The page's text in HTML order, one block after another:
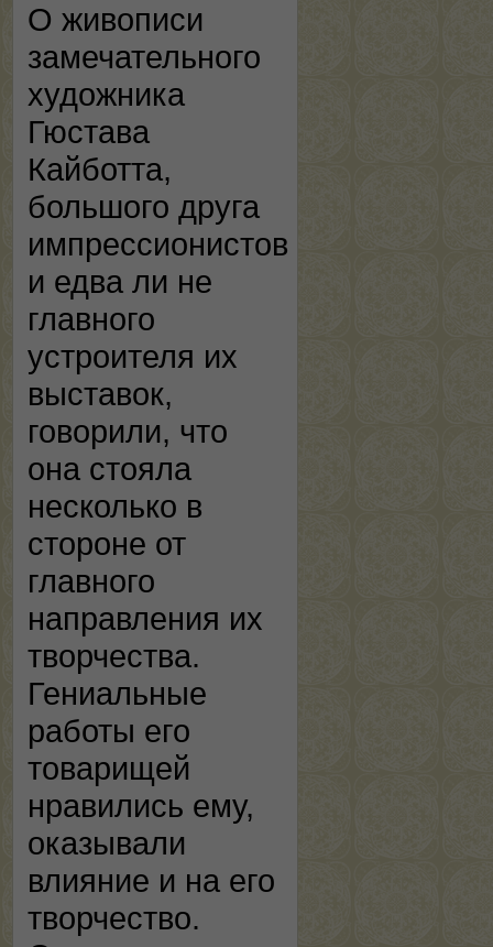
О живописи
замечательного
художника
Гюстава
Кайботта,
большого друга
импрессионистов
и едва ли не
главного
устроителя их
выставок,
говорили, что
она стояла
несколько в
стороне от
главного
направления их
творчества.
Гениальные
работы его
товарищей
нравились ему,
оказывали
влияние и на его
творчество.